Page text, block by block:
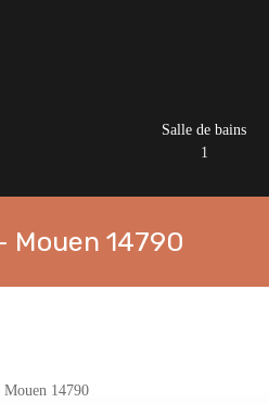
Salle de bains
1
Mouen 14790
14790